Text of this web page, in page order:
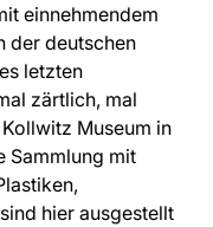
einnehmendem
der deutschen
letzten
zärtlich, mal
Museum in
Sammlung mit
hier ausgestellt